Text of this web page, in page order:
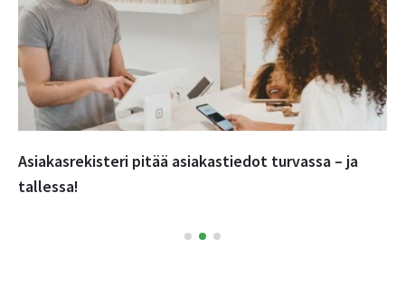
Asiakasrekisteri pitää asiakastiedot turvassa – ja
tallessa!